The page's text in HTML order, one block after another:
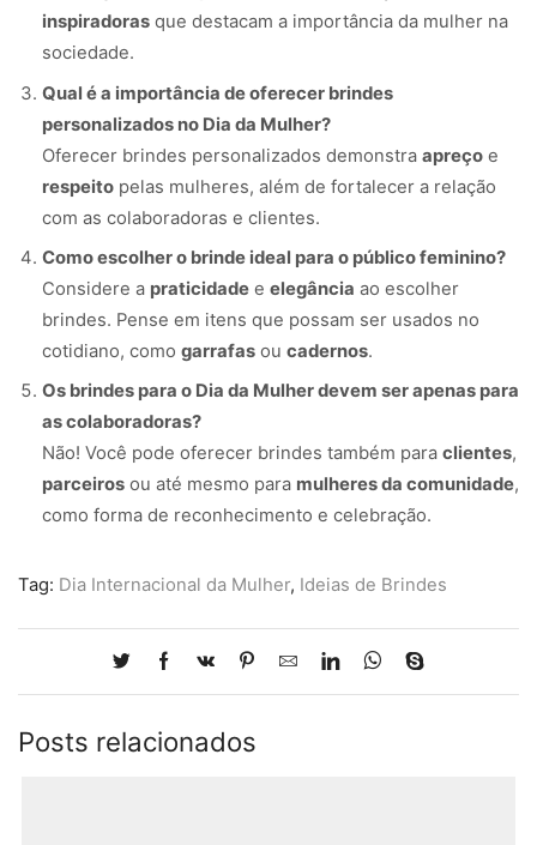
inspiradoras que destacam a importância da mulher na
sociedade.
Qual é a importância de oferecer brindes
personalizados no Dia da Mulher?
Oferecer brindes personalizados demonstra apreço e
respeito pelas mulheres, além de fortalecer a relação
com as colaboradoras e clientes.
Como escolher o brinde ideal para o público feminino?
Considere a praticidade e elegância ao escolher
brindes. Pense em itens que possam ser usados no
cotidiano, como garrafas ou cadernos.
Os brindes para o Dia da Mulher devem ser apenas para
as colaboradoras?
Não! Você pode oferecer brindes também para clientes,
parceiros ou até mesmo para mulheres da comunidade,
como forma de reconhecimento e celebração.
Tag: Dia Internacional da Mulher, Ideias de Brindes
Posts relacionados